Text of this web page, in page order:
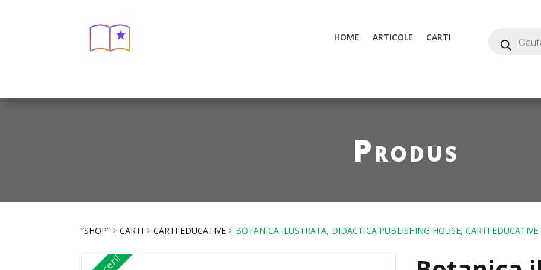
HOME ARTICOLE CARTI
Produs
”SHOP” >CARTI >CARTI EDUCATIVE > BOTANICA ILUSTRATA, DIDACTICA PUBLISHING HOUSE, CARTI EDUCATIVE